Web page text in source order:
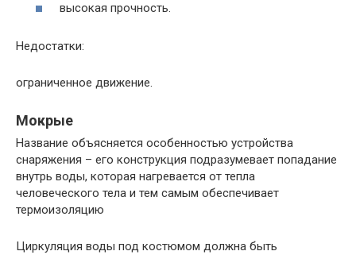
высокая прочность.
Недостатки:
ограниченное движение.
Мокрые
Название объясняется особенностью устройства
снаряжения – его конструкция подразумевает попадание
внутрь воды, которая нагревается от тепла
человеческого тела и тем самым обеспечивает
термоизоляцию
Циркуляция воды под костюмом должна быть